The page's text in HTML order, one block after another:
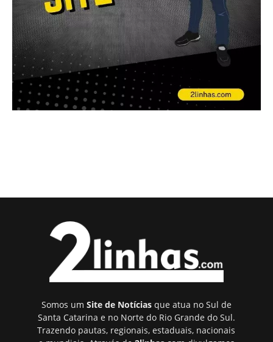
Somos um Site de Notíciasque atua no Sul de
Santa Catarina e no Norte do Rio Grande do Sul.
Trazendo pautas, regionais, estaduais, nacionais